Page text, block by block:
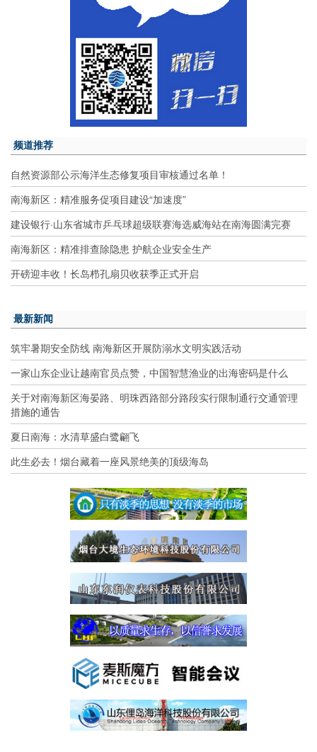
频道推荐
自然资源部公示海洋生态修复项目审核通过名单！
南海新区：精准服务促项目建设“加速度”
建设银行·山东省城市乒乓球超级联赛海选威海站在南海圆满完赛
南海新区：精准排查除隐患 护航企业安全生产
开磅迎丰收！长岛栉孔扇贝收获季正式开启
最新新闻
筑牢暑期安全防线 南海新区开展防溺水文明实践活动
一家山东企业让越南官员点赞，中国智慧渔业的出海密码是什么
关于对南海新区海晏路、明珠西路部分路段实行限制通行交通管理
措施的通告
夏日南海：水清草盛白鹭翩飞
此生必去！烟台藏着一座风景绝美的顶级海岛